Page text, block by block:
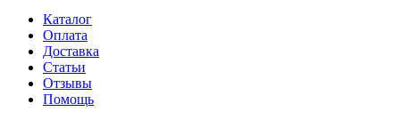
Каталог
Оплата
Доставка
Статьи
Отзывы
Помощь